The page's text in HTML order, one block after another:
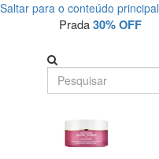
Saltar para o conteúdo principal
Prada30% OFF